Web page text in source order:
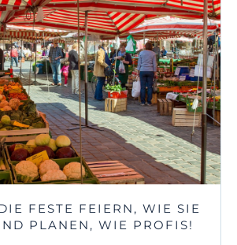
FESTE FEIERN, WIE SIE
PLANEN, WIE PROFIS!